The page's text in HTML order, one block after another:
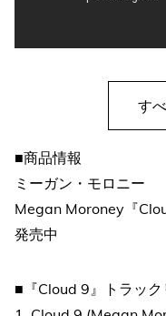
す
■商品情報
ミーガン・モロニー
Megan Moroney『
発売中
■『Cloud 9』トラック